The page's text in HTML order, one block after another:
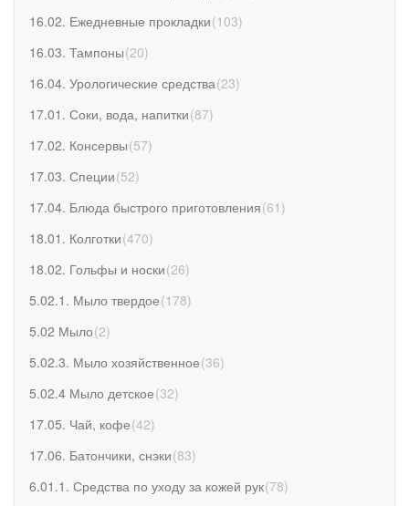
16.02. Ежедневные прокладки(103)
16.03. Тампоны(20)
16.04. Урологические средства(23)
17.01. Соки, вода, напитки(87)
17.02. Консервы(57)
17.03. Специи(52)
17.04. Блюда быстрого приготовления(61 )
18.01. Колготки(470)
18.02. Гольфы и носки(26)
5.02.1. Мыло твердое(178)
5.02 Мыло(2)
5.02.3. Мыло хозяйственное(36)
5.02.4 Мыло детское(32)
17.05. Чай, кофе(42)
17.06. Батончики, снэки(83)
6.01.1. Средства по уходу за кожей рук(78)